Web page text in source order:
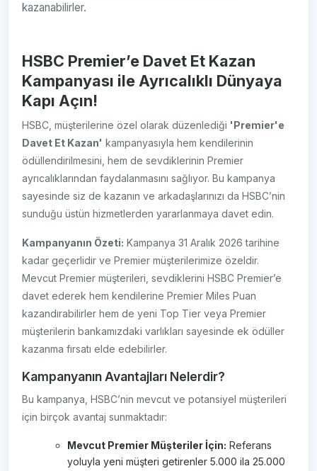
kazanabilirler.
HSBC Premier’e Davet Et Kazan
Kampanyası ile Ayrıcalıklı Dünyaya
Kapı Açın!
HSBC, müşterilerine özel olarak düzenlediği 'Premier'e
Davet Et Kazan' kampanyasıyla hem kendilerinin
ödüllendirilmesini, hem de sevdiklerinin Premier
ayrıcalıklarından faydalanmasını sağlıyor. Bu kampanya
sayesinde siz de kazanın ve arkadaşlarınızı da HSBC’nin
sunduğu üstün hizmetlerden yararlanmaya davet edin.
Kampanyanın Özeti: Kampanya 31 Aralık 2026 tarihine
kadar geçerlidir ve Premier müşterilerimize özeldir.
Mevcut Premier müşterileri, sevdiklerini HSBC Premier’e
davet ederek hem kendilerine Premier Miles Puan
kazandırabilirler hem de yeni Top Tier veya Premier
müşterilerin bankamızdaki varlıkları sayesinde ek ödüller
kazanma fırsatı elde edebilirler.
Kampanyanın Avantajları Nelerdir?
Bu kampanya, HSBC’nin mevcut ve potansiyel müşterileri
için birçok avantaj sunmaktadır:
Mevcut Premier Müşteriler İçin: Referans
yoluyla yeni müşteri getirenler 5.000 ila 25.000